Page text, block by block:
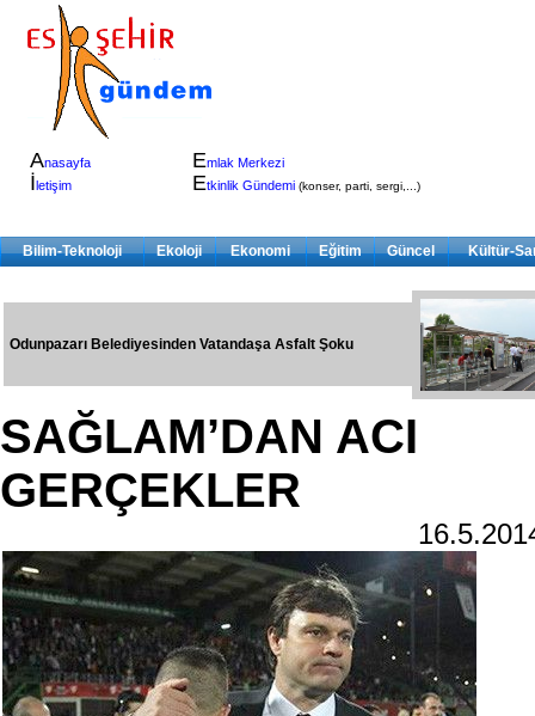
Anasayfa
İletişim
Emlak Merkezi
Etkinlik Gündemi (konser, parti, sergi,...)
Bilim-Teknoloji Ekoloji Ekonomi Eğitim Güncel Kültür-
Odunpazarı Belediyesinden Vatandaşa Asfalt Şoku
SAĞLAM’DAN ACI
GERÇEKLER